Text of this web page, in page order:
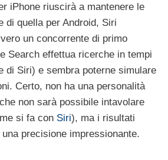
iPhone riuscirà a mantenere le
di quella per Android, Siri
un concorrente di primo
Search effettua ricerche in tempi
di Siri) e sembra poterne simulare
Certo, non ha una personalità
non sarà possibile intavolare
si fa con Siri), ma i risultati
precisione impressionante.